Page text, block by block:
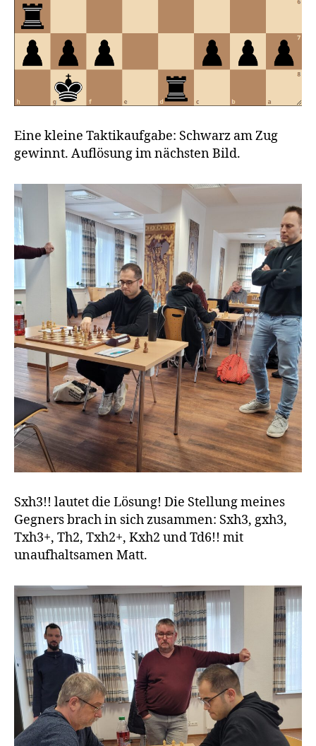
Eine kleine Taktikaufgabe: Schwarz am Zug
gewinnt. Auflösung im nächsten Bild.
Sxh3!! lautet die Lösung! Die Stellung meines
Gegners brach in sich zusammen: Sxh3, gxh3,
Txh3+, Th2, Txh2+, Kxh2 und Td6!! mit
unaufhaltsamen Matt.